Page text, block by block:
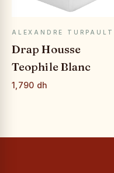
APERÇU RAPIDE
ALEXANDRE TURPAULT
Drap Housse
Teophile Blanc
1,790 dh